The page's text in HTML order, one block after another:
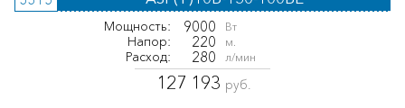
Мощность: 9000 Вт
Напор: 220 м.
Расход: 280 л/мин
127 193 руб.